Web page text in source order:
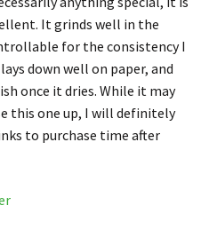
It grinds well in the
for the consistency I
down well on paper, and
once it dries. While it may
this one up, I will definitely
to purchase time after